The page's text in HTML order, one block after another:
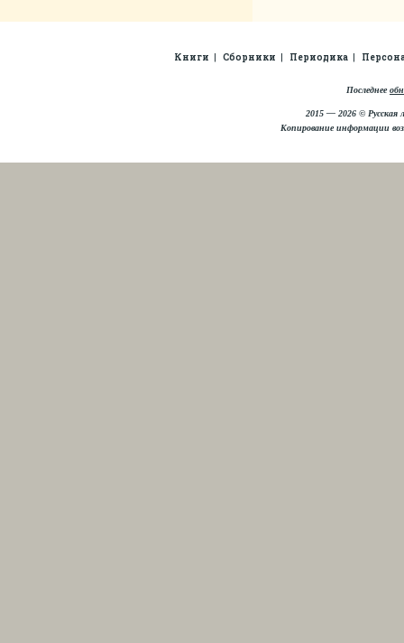
Книги Сборники Периодика
Последнее
2015 — 2026 © Русская
Копирование информации